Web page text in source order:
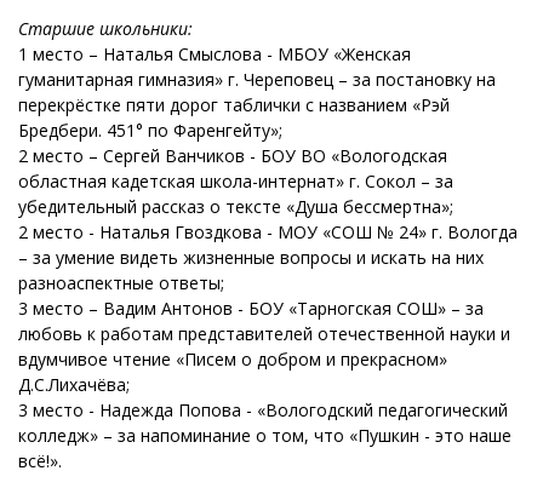
Старшие школьники:
1 место – Наталья Смыслова - МБОУ «Женская
гуманитарная гимназия» г. Череповец – за постановку на
перекрёстке пяти дорог таблички с названием «Рэй
Бредбери. 451° по Фаренгейту»;
2 место – Сергей Ванчиков - БОУ ВО «Вологодская
областная кадетская школа-интернат» г. Сокол – за
убедительный рассказ о тексте «Душа бессмертна»;
2 место - Наталья Гвоздкова - МОУ «СОШ № 24» г. Вологда
– за умение видеть жизненные вопросы и искать на них
разноаспектные ответы;
3 место – Вадим Антонов - БОУ «Тарногская СОШ» – за
любовь к работам представителей отечественной науки и
вдумчивое чтение «Писем о добром и прекрасном»
Д.С.Лихачёва;
3 место - Надежда Попова - «Вологодский педагогический
колледж» – за напоминание о том, что «Пушкин - это наше
всё!».